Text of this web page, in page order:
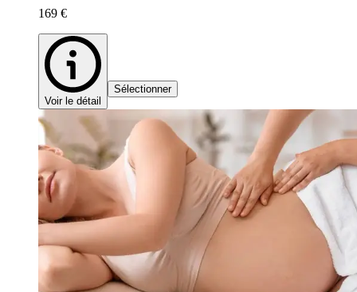
169 €
Voir le détail
Sélectionner